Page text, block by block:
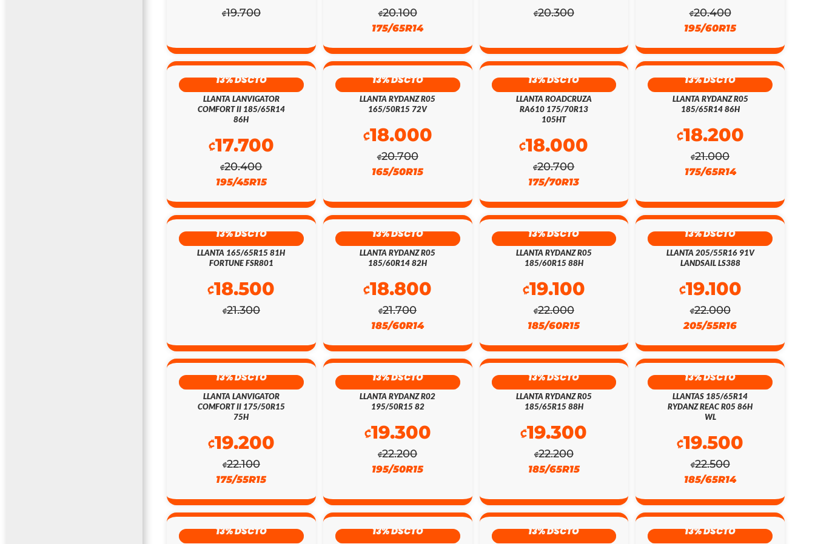
₡19.700 ₡20.100
175/65R14
₡20.300 ₡20.400
195/60R15
13% DSCTO
LLANTA LANVIGATOR
COMFORT II 185/65R14
86H
₡20.400
₡17.700
195/45R15
13% DSCTO
LLANTA RYDANZ R05
165/50R15 72V
₡20.700
₡18.000
165/50R15
13% DSCTO
LLANTA ROADCRUZA
RA610 175/70R13
105HT
₡20.700
₡18.000
175/70R13
13% DSCTO
LLANTA RYDANZ R05
185/65R14 86H
₡21.000
₡18.200
175/65R14
13% DSCTO
LLANTA 165/65R15 81H
FORTUNE FSR801
₡21.300
₡18.500
13% DSCTO
LLANTA RYDANZ R05
185/60R14 82H
₡21.700
₡18.800
185/60R14
13% DSCTO
LLANTA RYDANZ R05
185/60R15 88H
₡22.000
₡19.100
185/60R15
13% DSCTO
LLANTA 205/55R16 91V
LANDSAIL LS388
₡22.000
₡19.100
205/55R16
13% DSCTO
LLANTA LANVIGATOR
COMFORT II 175/50R15
75H
₡22.100
₡19.200
175/55R15
13% DSCTO
LLANTA RYDANZ R02
195/50R15 82
₡22.200
₡19.300
195/50R15
13% DSCTO
LLANTA RYDANZ R05
185/65R15 88H
₡22.200
₡19.300
185/65R15
13% DSCTO
LLANTAS 185/65R14
RYDANZ REAC R05 86H
WL
₡22.500
₡19.500
185/65R14
13% DSCTO 13% DSCTO 13% DSCTO 13% DSCTO